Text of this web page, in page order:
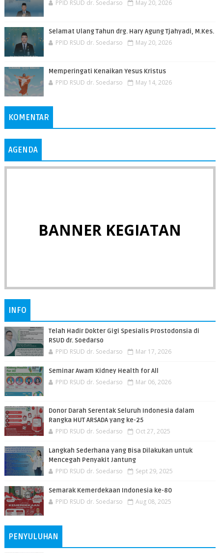
PPID RSUD dr. Soedarso May 20, 2026
Selamat Ulang Tahun drg. Hary Agung Tjahyadi, M.Kes.
PPID RSUD dr. Soedarso May 20, 2026
Memperingati Kenaikan Yesus Kristus
PPID RSUD dr. Soedarso May 14, 2026
KOMENTAR
AGENDA
BANNER KEGIATAN
INFO
Telah Hadir Dokter Gigi Spesialis Prostodonsia di
RSUD dr. Soedarso
PPID RSUD dr. Soedarso Mar 17, 2026
Seminar Awam Kidney Health for All
PPID RSUD dr. Soedarso Mar 06, 2026
Donor Darah Serentak Seluruh Indonesia dalam
Rangka HUT ARSADA yang ke-25
PPID RSUD dr. Soedarso Oct 27, 2025
Langkah Sederhana yang Bisa Dilakukan untuk
Mencegah Penyakit Jantung
PPID RSUD dr. Soedarso Sept 29, 2025
Semarak Kemerdekaan Indonesia ke-80
PPID RSUD dr. Soedarso Aug 08, 2025
PENYULUHAN